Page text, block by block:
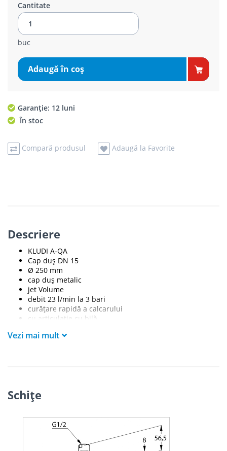
Cantitate
buc
Adaugă în coş
Garanție: 12 luni
În stoc
Compară produsul Adaugă la Favorite
Descriere
KLUDI A-QA
Cap duş DN 15
Ø 250 mm
cap duș metalic
jet Volume
debit 23 l/min la 3 bari
curăţare rapidă a calcarului
cu articulaţie cu bilă
Vezi mai mult
Schiţe